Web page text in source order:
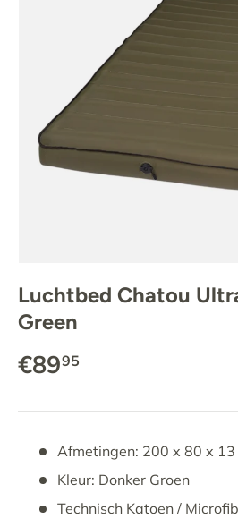
Luchtbed Chatou
Green
€8995
Afmetingen: 200 x 80 x 13
Kleur: Donker Groen
Technisch Katoen /